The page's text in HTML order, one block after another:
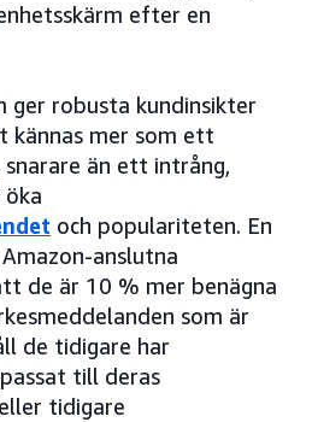
efter en
ger robusta kundinsikter
kännas mer som ett
än ett intrång,
och populariteten. En
anslutna
de är 10 % mer benägna
som är
de tidigare har
till deras
tidigare